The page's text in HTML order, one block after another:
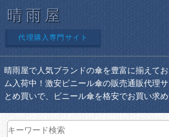
晴雨屋
代理購入専門サイト
晴雨屋で人気ブランドの傘を豊富に揃えて
ム入荷中！激安ビニール傘の販売通販代理
とめ買いで、ビニール傘を格安でお買い求め